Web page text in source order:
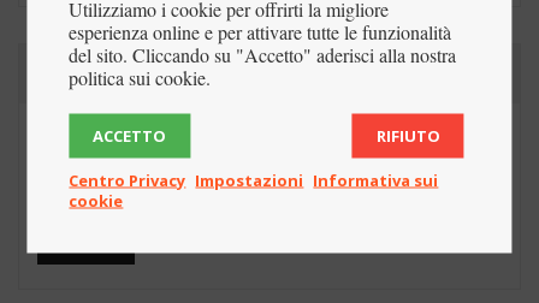
PREZZO
Utilizziamo i cookie per offrirti la migliore
esperienza online e per attivare tutte le funzionalità
del sito. Cliccando su "Accetto" aderisci alla nostra
politica sui cookie.
ACCETTO RIFIUTO
Centro Privacy Impostazioni Informativa sui
cookie